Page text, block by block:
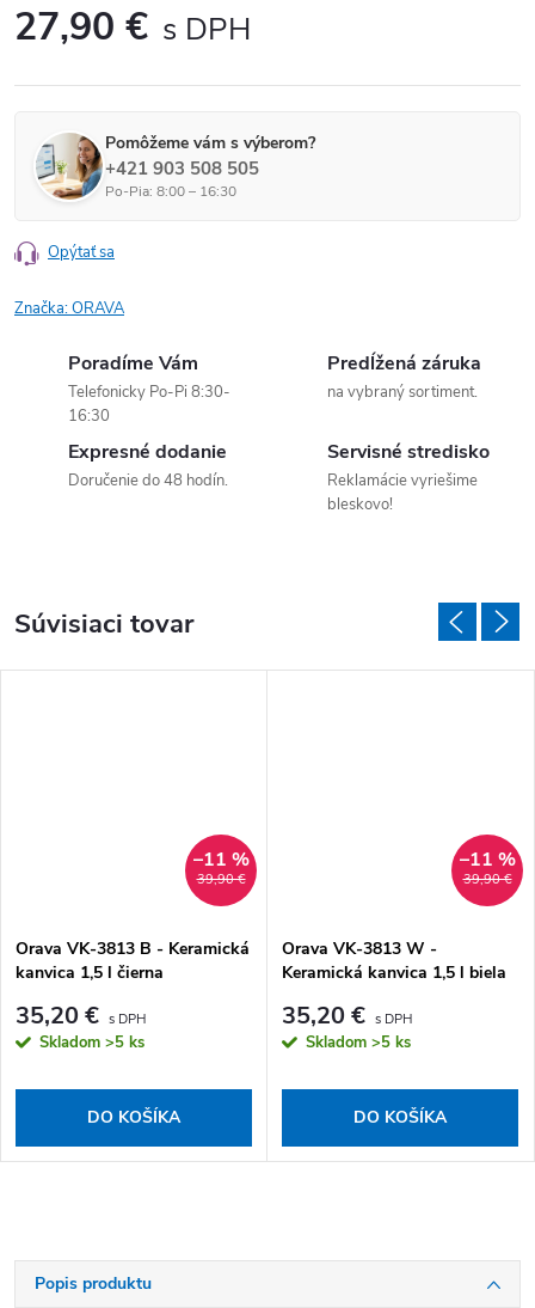
27,90 €
Pomôžeme vám s výberom?
+421 903 508 505
Po-Pia: 8:00 – 16:30
Opýtať sa
Značka:ORAVA
Poradíme Vám
Telefonicky Po-Pi 8:30-
16:30
Predĺžená záruka
na vybraný sortiment.
Expresné dodanie
Doručenie do 48 hodín.
Servisné stredisko
Reklamácie vyriešime
bleskovo!
Súvisiaci tovar
39,90 €
–11 %
Orava VK-3813 B - Keramická
kanvica 1,5 l čierna
35,20 €
Skladom >5 ks
DO KOŠÍKA
39,90 €
–11 %
Orava VK-3813 W -
Keramická kanvica 1,5 l biela
35,20 €
Skladom >5 ks
DO KOŠÍKA
Popis produktu